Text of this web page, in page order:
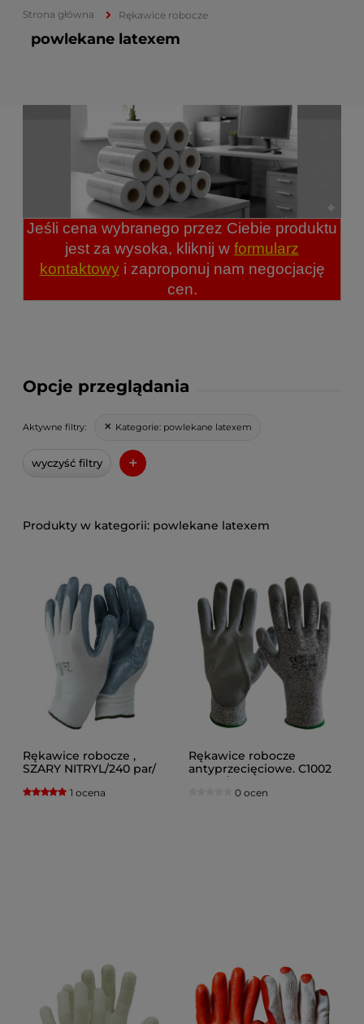
Strona główna Rękawice robocze
powlekane latexem
Jeśli cena wybranego przez Ciebie produktu
jest za wysoka, kliknij w formularz
kontaktowyi zaproponuj nam negocjację
cen.
Opcje przeglądania
Aktywne filtry: Kategorie: powlekane latexem
wyczyść filtry +
powlekane latexem
Rękawice robocze ,
SZARY NITRYL/240 par/
1 ocena
Rękawice robocze
antyprzecięciowe. C1002
0 ocen